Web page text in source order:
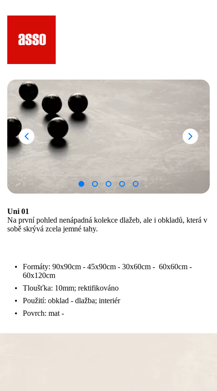
Uni 01
Na první pohled nenápadná kolekce dlažeb, ale i obkladů, která v
sobě skrývá zcela jemné tahy.
Formáty: 90x90cm - 45x90cm - 30x60cm - 60x60cm -
60x120cm
Tloušťka: 10mm; rektifikováno
Použití: obklad - dlažba; interiér
Povrch: mat -